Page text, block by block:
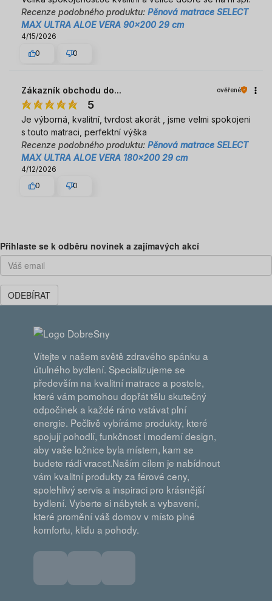
Recenze podobného produktu: Pěnová matrace SELECT
MAX ULTRA ALOE VERA 90x200 29 cm
4/15/2026
0
0
Zákazník obchodu do... ověřené
5
Je výborná, kvalitní, tvrdost akorát , jsme velmi spokojeni
s touto matraci, perfektní výška
Recenze podobného produktu: Pěnová matrace SELECT
MAX ULTRA ALOE VERA 180x200 29 cm
4/12/2026
0
0
Předchozí
Přihlaste se k odběru novinek a zajímavých akcí
ODEBÍRAT
Vítejte v našem světě zdravého spánku a
útulného bydlení. Specializujeme se
především na kvalitní matrace a postele,
které vám pomohou dopřát tělu skutečný
odpočinek a každé ráno vstávat plní
energie. Pečlivě vybíráme produkty, které
spojují pohodlí, funkčnost i moderní design,
aby vaše ložnice byla místem, kam se
budete rádi vracet.Naším cílem je nabídnout
vám kvalitní produkty za férové ceny,
spolehlivý servis a inspiraci pro krásnější
bydlení. Vyberte si nábytek a vybavení,
které promění váš domov v místo plné
komfortu, klidu a pohody.